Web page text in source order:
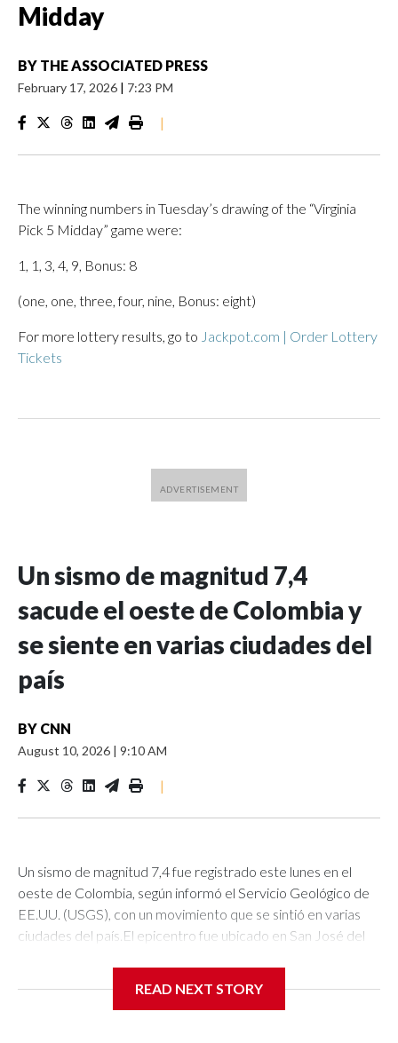
Midday
BY THE ASSOCIATED PRESS
February 17, 2026 | 7:23 PM
|
The winning numbers in Tuesday’s drawing of the “Virginia
Pick 5 Midday” game were:
1, 1, 3, 4, 9, Bonus: 8
(one, one, three, four, nine, Bonus: eight)
For more lottery results, go to Jackpot.com | Order Lottery
Tickets
Un sismo de magnitud 7,4
sacude el oeste de Colombia y
se siente en varias ciudades del
país
BY CNN
August 10, 2026 | 9:10 AM
|
Un sismo de magnitud 7,4 fue registrado este lunes en el
oeste de Colombia, según informó el Servicio Geológico de
EE.UU. (USGS), con un movimiento que se sintió en varias
ciudades del país.El epicentro fue ubicado en San José del
kilómetros a las 7.34 a.m. (hora local, 8.34 de Miami), informó
READ NEXT STORY